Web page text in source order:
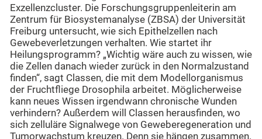
Exzellenzcluster. Die Forschungsgruppenleiterin am
Zentrum für Biosystemanalyse (ZBSA) der Universität
Freiburg untersucht, wie sich Epithelzellen nach
Gewebeverletzungen verhalten. Wie startet ihr
Heilungsprogramm? „Wichtig wäre auch zu wissen, wie
die Zellen danach wieder zurück in den Normalzustand
finden“, sagt Classen, die mit dem Modellorganismus
der Fruchtfliege Drosophila arbeitet. Möglicherweise
kann neues Wissen irgendwann chronische Wunden
verhindern? Außerdem will Classen herausfinden, wo
sich zelluläre Signalwege von Geweberegeneration und
Tumorwachstum kreuzen. Denn sie hängen zusammen.